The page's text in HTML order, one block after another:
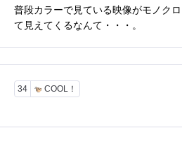
普段カラーで見ている映像がモノク
て見えてくるなんて・・・。
34 COOL！